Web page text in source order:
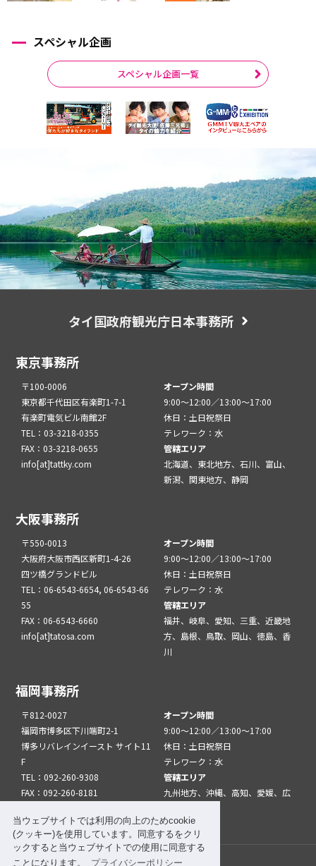
当ウェブサイトでは利用の向上のためcookie
(クッキー)を使用しています。同意するをクリ
ックすると当ウェブサイトでの使用に同意する
ことになります。
プライバシーポリシー
スペシャル企画
スペシャル企画一覧
タイ国政府観光庁日本事務所
東京事務所
〒100-0006
東京都千代田区有楽町1-7-1
有楽町電気ビル南館2F
TEL：03-3218-0355
FAX：03-3218-0655
info[at]tattky.com
オープン時間
9:00～12:00／13:00～17:00
休日：土日祝祭日
テレワーク：水
管轄エリア
北海道、東北地方、石川、富山、
新潟、関東地方、静岡
大阪事務所
〒550-0013
大阪府大阪市西区新町1-4-26
四ツ橋グランドビル
TEL：06-6543-6654, 06-6543-66
55
FAX：06-6543-6660
info[at]tatosa.com
オープン時間
9:00～12:00／13:00～17:00
休日：土日祝祭日
テレワーク：水
管轄エリア
福井、岐阜、愛知、三重、近畿地
方、島根、鳥取、岡山、徳島、香
川
福岡事務所
〒812-0027
福岡市博多区下川端町2-1
博多リバレインイースト サイト11
F
TEL：092-260-9308
FAX：092-260-8181
オープン時間
9:00～12:00／13:00～17:00
休日：土日祝祭日
テレワーク：水
管轄エリア
九州地方、沖縄、高知、愛媛、広